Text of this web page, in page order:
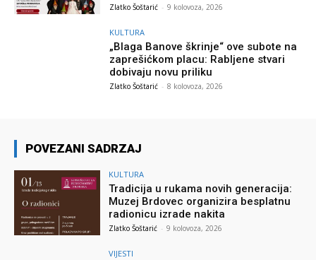
Zlatko Šoštarić - 9 kolovoza, 2026
KULTURA
„Blaga Banove škrinje“ ove subote na
zaprešićkom placu: Rabljene stvari
dobivaju novu priliku
Zlatko Šoštarić - 8 kolovoza, 2026
POVEZANI SADRZAJ
KULTURA
Tradicija u rukama novih generacija:
Muzej Brdovec organizira besplatnu
radionicu izrade nakita
Zlatko Šoštarić - 9 kolovoza, 2026
VIJESTI